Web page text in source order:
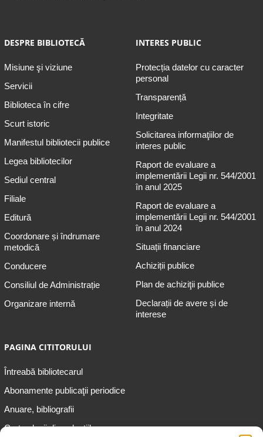
DESPRE BIBLIOTECĂ
Misiune şi viziune
Servicii
Biblioteca în cifre
Scurt istoric
Manifestul bibliotecii publice
Legea bibliotecilor
Sediul central
Filiale
Editură
Coordonare și îndrumare
metodică
Conducere
Consiliul de Administrație
Organizare internă
INTERES PUBLIC
Protecția datelor cu caracter
personal
Transparență
Integritate
Solicitarea informaţiilor de
interes public
Raport de evaluare a
implementării Legii nr. 544/2001
în anul 2025
Raport de evaluare a
implementării Legii nr. 544/2001
în anul 2024
Situații financiare
Achiziții publice
Plan de achiziţii publice
Declarații de avere și de
interese
PAGINA CITITORULUI
Întreabă bibliotecarul
Abonamente publicaţii periodice
Anuare, bibliografii
Cartea lunii din colecțiile